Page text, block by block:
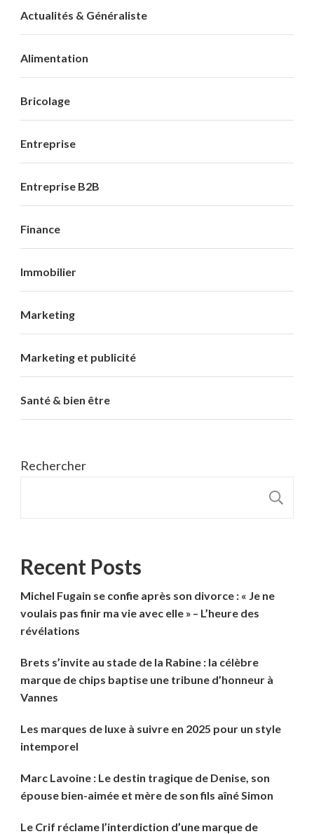
Actualités & Généraliste
Alimentation
Bricolage
Entreprise
Entreprise B2B
Finance
Immobilier
Marketing
Marketing et publicité
Santé & bien être
Rechercher
Recent Posts
Michel Fugain se confie après son divorce : « Je ne
voulais pas finir ma vie avec elle » – L’heure des
révélations
Brets s’invite au stade de la Rabine : la célèbre
marque de chips baptise une tribune d’honneur à
Vannes
Les marques de luxe à suivre en 2025 pour un style
intemporel
Marc Lavoine : Le destin tragique de Denise, son
épouse bien-aimée et mère de son fils aîné Simon
Le Crif réclame l’interdiction d’une marque de